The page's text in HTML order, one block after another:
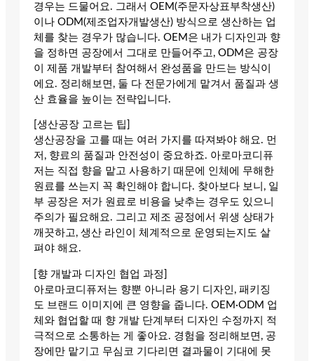
경우는 드물어요. 그래서 OEM(주문자상표부착생산)
이나 ODM(제조업자개발생산) 방식으로 생산하는 업
체를 찾는 경우가 많습니다. OEM은 내가 디자인과 향
을 정하면 공장에서 그대로 만들어주고, ODM은 공장
이 제품 개발부터 참여해서 완성품을 만드는 방식이
에요. 정리해보면, 둘 다 전문가에게 맡겨서 품질과 생
산 효율을 높이는 전략입니다.
[생산공장 고르는 팁]
생산공장을 고를 때는 여러 가지를 따져봐야 해요. 먼
저, 향료의 품질과 안전성이 중요하죠. 아로마코디퓨
저는 직접 향을 맡고 사용하기 때문에 인체에 무해한
원료를 쓰는지 꼭 확인해야 합니다. 찾아보다 보니, 일
부 공장은 저가 원료로 비용을 낮추는 경우도 있으니
주의가 필요해요. 그리고 제조 공정에서 위생 상태가
깨끗하고, 생산 라인이 체계적으로 운영되는지도 살
펴야 해요.
[향 개발과 디자인 협업 과정]
아로마코디퓨저는 향뿐 아니라 용기 디자인, 패키징
도 브랜드 이미지에 큰 영향을 줍니다. OEM·ODM 업
체와 협업할 때 향 개발 단계부터 디자인 수정까지 적
극적으로 소통하는 게 좋아요. 경험을 정리해보면, 공
장에만 맡기고 무심코 기다리면 결과물이 기대에 못